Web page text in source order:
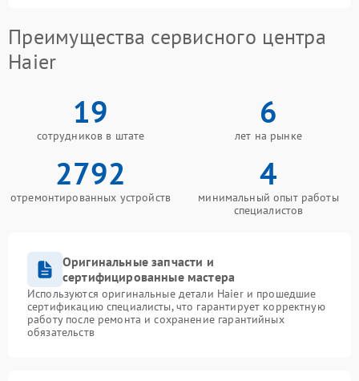
Преимущества сервисного центра
Haier
19
сотрудников в штате
6
лет на рынке
2792
отремонтированных устройств
4
минимальный опыт работы
специалистов
Оригинальные запчасти и
сертифицированные мастера
Используются оригинальные детали Haier и прошедшие
сертификацию специалисты, что гарантирует корректную
работу после ремонта и сохранение гарантийных
обязательств